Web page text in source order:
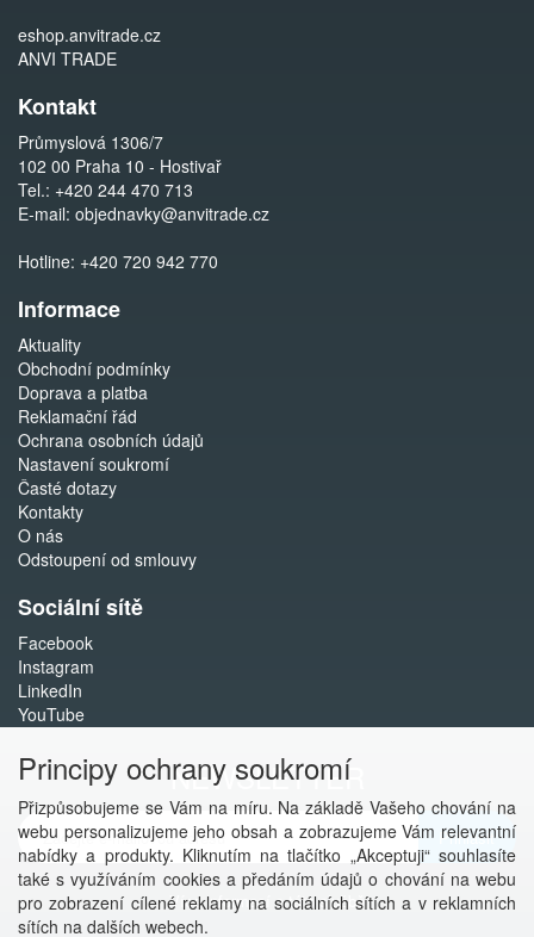
eshop.anvitrade.cz
ANVI TRADE
Kontakt
Průmyslová 1306/7
102 00 Praha 10 - Hostivař
Tel.: +420 244 470 713
E-mail: objednavky@anvitrade.cz
Hotline: +420 720 942 770
Informace
Aktuality
Obchodní podmínky
Doprava a platba
Reklamační řád
Ochrana osobních údajů
Nastavení soukromí
Časté dotazy
Kontakty
O nás
Odstoupení od smlouvy
Sociální sítě
Facebook
Instagram
LinkedIn
YouTube
NEWSLETTER
Přihlásit
Více informací o této službě
Principy ochrany soukromí
Přizpůsobujeme se Vám na míru. Na základě Vašeho chování na
webu personalizujeme jeho obsah a zobrazujeme Vám relevantní
nabídky a produkty. Kliknutím na tlačítko „Akceptuji“ souhlasíte
také s využíváním cookies a předáním údajů o chování na webu
pro zobrazení cílené reklamy na sociálních sítích a v reklamních
sítích na dalších webech.